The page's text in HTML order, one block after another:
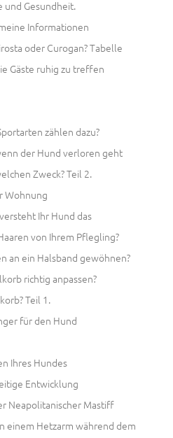
und Gesundheit.
Informationen
oder Curogan? Tabelle
Gäste ruhig zu treffen
zählen dazu?
der Hund verloren geht
Zweck? Teil 2.
Wohnung
Ihr Hund das
von Ihrem Pflegling?
an ein Halsband gewöhnen?
richtig anpassen?
Teil 1.
für den Hund
Ihres Hundes
Entwicklung
Neapolitanischer Mastiff
einem Hetzarm während dem